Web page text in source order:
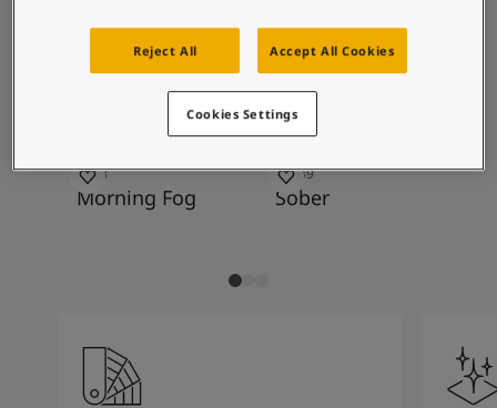
លាបពណ៌ផ្ទះរបស់អ្នក
Soulful Spaces - ជម្រើសពណ៌ចុងក្រោយបំផុតពី Jotun
ការរួមបញ្ចូលពណ៌ដែល
បានណែនាំ
9918
Morning Fog
10249
Sober
Reject All Accept All Cookies
Cookies Settings